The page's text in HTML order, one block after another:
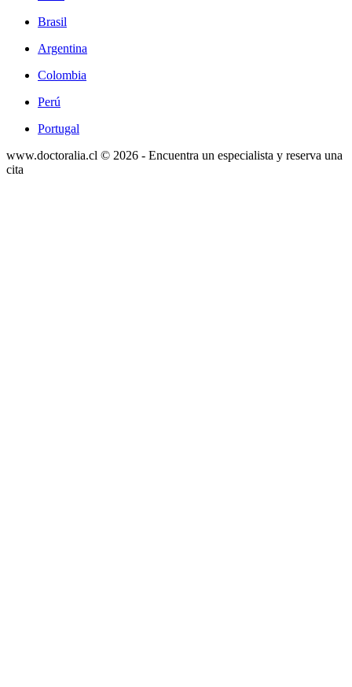
Brasil
Argentina
Colombia
Perú
Portugal
www.doctoralia.cl © 2026 - Encuentra un especialista y reserva una
cita